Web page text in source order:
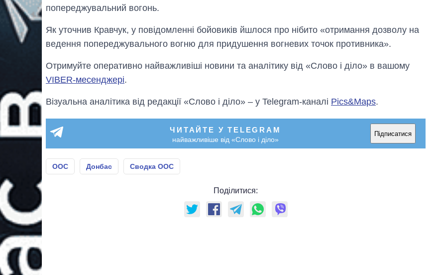
попереджувальний вогонь.
Як уточнив Кравчук, у повідомленні бойовиків йшлося про нібито «отримання дозволу на
ведення попереджувального вогню для придушення вогневих точок противника».
Отримуйте оперативно найважливіші новини та аналітику від «Слово і діло» в вашому
VIBER-месенджері.
Візуальна аналітика від редакції «Слово і діло» – у Telegram-каналі Pics&Maps.
ЧИТАЙТЕ У TELEGRAM
найважливіше від «Слово і діло»
Підписатися
ООС Донбас Сводка ООС
Поділитися: